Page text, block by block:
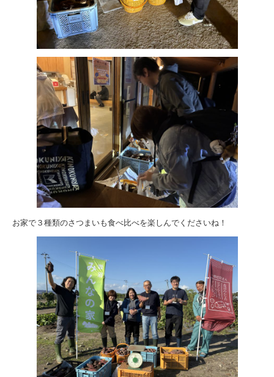
お家で３種類のさつまいも食べ比べを楽しんでくださいね！